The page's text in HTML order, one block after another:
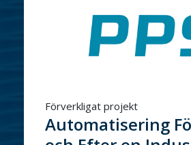
Förverkligat projekt
Automatisering